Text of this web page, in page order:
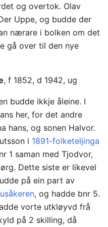
og overtok. Olav
Uppe, og budde der
nærare i bolken om det
gå over til den nye
, f 1852, d 1942, ug
budde ikkje åleine. I
her, for det andre
hans, og sonen Halvor.
i 1891-folketeljinga
1 saman med Tjodvor,
Dette siste er likevel
på ein part av
, og hadde bnr 5.
vorte utkløyvd frå
på 2 skilling, då